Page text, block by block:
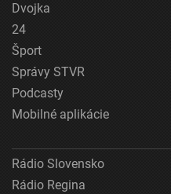
Dvojka
24
Šport
Správy STVR
Podcasty
Mobilné aplikácie
Rádio Slovensko
Rádio Regina